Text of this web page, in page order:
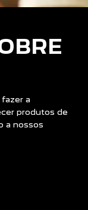
a
produtos de
a nossos